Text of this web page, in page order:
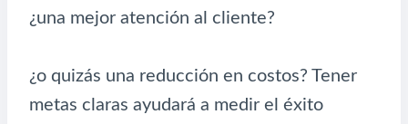
¿una mejor atención al cliente?
¿o quizás una reducción en costos? Tener
metas claras ayudará a medir el éxito